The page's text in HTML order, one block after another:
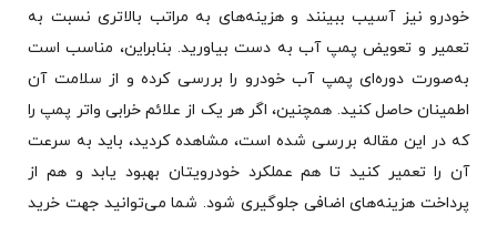
خودرو نیز آسیب ببینند و هزینه‌های به مراتب بالاتری نسبت به
تعمیر و تعویض پمپ آب به دست بیاورید. بنابراین، مناسب است
به‌صورت دوره‌ای پمپ آب خودرو را بررسی کرده و از سلامت آن
اطمینان حاصل کنید. همچنین، اگر هر یک از علائم خرابی واتر پمپ را
که در این مقاله بررسی شده است، مشاهده کردید، باید به سرعت
آن را تعمیر کنید تا هم عملکرد خودرویتان بهبود یابد و هم از
پرداخت هزینه‌های اضافی جلوگیری شود. شما می‌توانید جهت خرید